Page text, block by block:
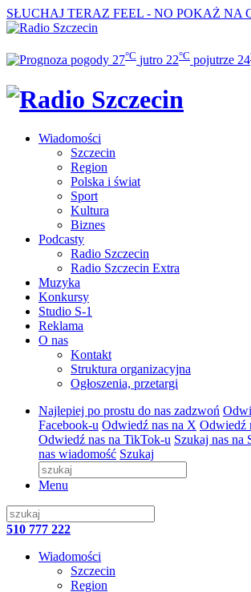
SŁUCHAJ TERAZ FEEL - NO POKAŻ NA
27°C jutro 22°C pojutrze 24
Wiadomości
Szczecin
Region
Polska i świat
Sport
Kultura
Biznes
Podcasty
Radio Szczecin
Radio Szczecin Extra
Muzyka
Konkursy
Studio S-1
Reklama
O nas
Kontakt
Struktura organizacyjna
Ogłoszenia, przetargi
Najlepiej po prostu do nas zadzwoń
Facebook-u Odwiedź nas na X Odwiedź
Odwiedź nas na TikTok-u Szukaj nas na
nas wiadomość Szukaj
Menu
510 777 222
Wiadomości
Szczecin
Region